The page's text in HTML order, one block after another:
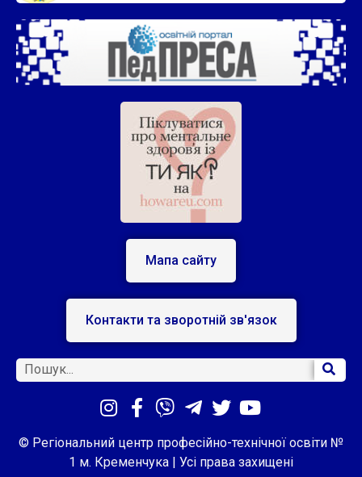
Мапа сайту
Контакти та зворотній зв'язок
© Регіональний центр професійно-технічної освіти №
1 м. Кременчука | Усі права захищені